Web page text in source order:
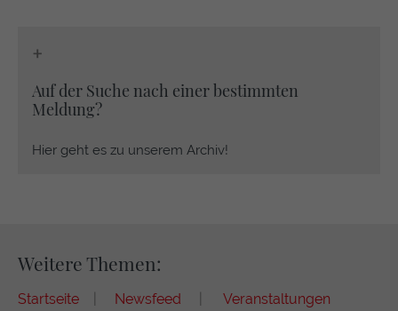
+
Auf der Suche nach einer bestimmten
Meldung?
Hier geht es zu unserem Archiv!
Weitere Themen:
Startseite Newsfeed Veranstaltungen